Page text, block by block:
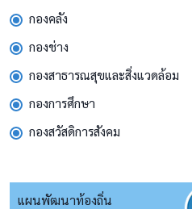
กองคลัง
กองช่าง
กองสาธารณสุขและสิ่งแวดล้อม
กองการศึกษา
กองสวัสดิการสังคม
แผนพัฒนาท้องถิ่น